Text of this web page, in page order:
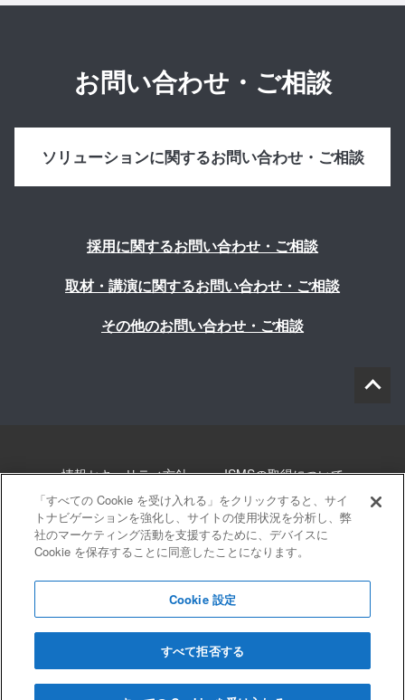
お問い合わせ・ご相談
ソリューションに関するお問い合わせ・ご相談
採用に関するお問い合わせ・ご相談
取材・講演に関するお問い合わせ・ご相談
その他のお問い合わせ・ご相談
情報セキュリティ方針 ISMSの取得について
個人情報について 勧誘方針 このサイトについて
サイトマップ
「すべての Cookie を受け入れる」をクリックすると、サイ
トナビゲーションを強化し、サイトの使用状況を分析し、弊
社のマーケティング活動を支援するために、デバイスに
Cookie を保存することに同意したことになります。
Cookie 設定
すべて拒否する